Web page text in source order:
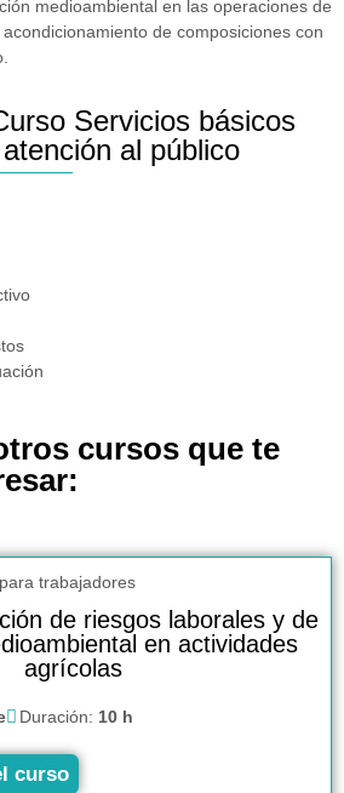
medioambiental en las operaciones de
de composiciones con
Servicios básicos
al público
cursos que te
de riesgos laborales y de
en actividades
agrícolas
Duración: 10 h
curso